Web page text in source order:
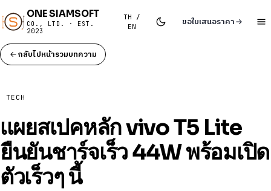
ONE SIAMSOFT
CO., LTD. · EST.
2023
TH /
EN
ขอใบเสนอราคา
กลับไปหน้ารวมบทความ
TECH
เเผยสเปคหลัก vivo T5 Lite
ยืนยันชาร์จเร็ว 44W พร้อมเปิด
ตัวเร็วๆ นี้